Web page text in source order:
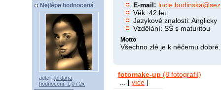
Nejlépe hodnocená
autor: jordana
hodnocení: 1,0 / 2x
E-mail:
Věk: 42 let
Jazykové znalosti: Anglicky
Vzdělání: SŠ s maturitou
Motto
Všechno zlé je k něčemu dobré.
fotomake-up (8 fotografií)
... [ více ]